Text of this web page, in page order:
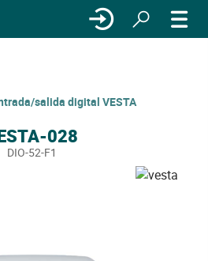
salida digital VESTA
028
DIO-52-F1